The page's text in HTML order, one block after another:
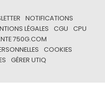
NOTIFICATIONS
LÉGALES CGU
CPU
750G.COM
COOKIES
GÉRER UTIQ